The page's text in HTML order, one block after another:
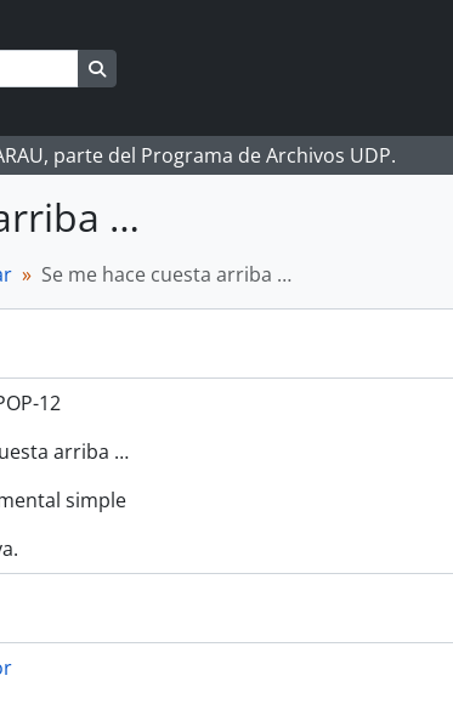
parte del Programa de Archivos UDP.
…
Se me hace cuesta arriba …
12
arriba …
simple